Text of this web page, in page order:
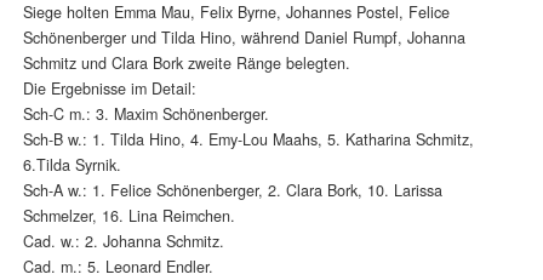
Siege holten Emma Mau, Felix Byrne, Johannes Postel, Felice
Schönenberger und Tilda Hino, während Daniel Rumpf, Johanna
Schmitz und Clara Bork zweite Ränge belegten.
Die Ergebnisse im Detail:
Sch-C m.: 3. Maxim Schönenberger.
Sch-B w.: 1. Tilda Hino, 4. Emy-Lou Maahs, 5. Katharina Schmitz,
6.Tilda Syrnik.
Sch-A w.: 1. Felice Schönenberger, 2. Clara Bork, 10. Larissa
Schmelzer, 16. Lina Reimchen.
Cad. w.: 2. Johanna Schmitz.
Cad. m.: 5. Leonard Endler.